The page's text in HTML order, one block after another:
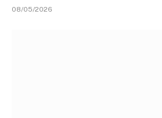
08/05/2026